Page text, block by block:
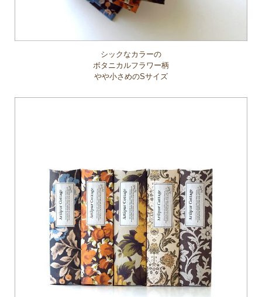
シックなカラーの
ボタニカルフラワー柄
やや小さめのSサイズ